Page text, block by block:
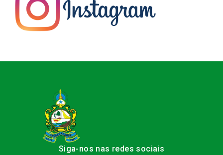
Siga-nos nas redes sociais